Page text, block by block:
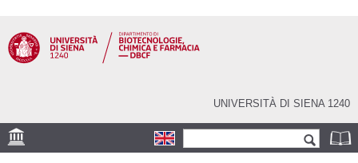
contenuto
principale
UNIVERSITÀ DI SIENA 1240
Form di ricerca